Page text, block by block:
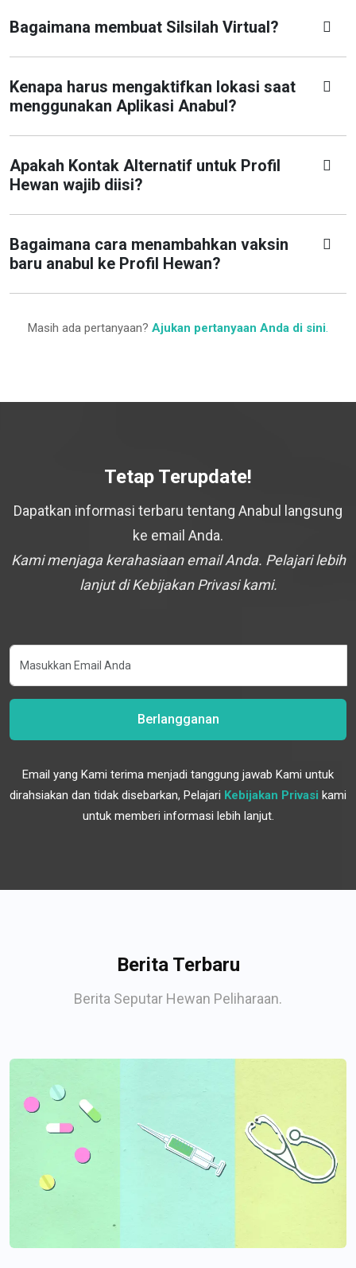
Bagaimana membuat Silsilah Virtual?
Kenapa harus mengaktifkan lokasi saat
menggunakan Aplikasi Anabul?
Apakah Kontak Alternatif untuk Profil
Hewan wajib diisi?
Bagaimana cara menambahkan vaksin
baru anabul ke Profil Hewan?
Masih ada pertanyaan? Ajukan pertanyaan Anda di sini.
Tetap Terupdate!
Dapatkan informasi terbaru tentang Anabul langsung
ke email Anda.
Kami menjaga kerahasiaan email Anda. Pelajari lebih
lanjut di Kebijakan Privasi kami.
Berlangganan
Email yang Kami terima menjadi tanggung jawab Kami untuk
dirahsiakan dan tidak disebarkan, Pelajari Kebijakan Privasi kami
untuk memberi informasi lebih lanjut.
Berita Terbaru
Berita Seputar Hewan Peliharaan.